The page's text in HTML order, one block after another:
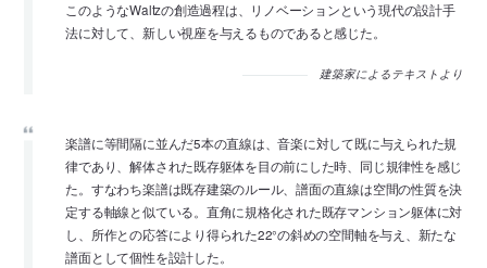
このようなWaltzの創造過程は、リノベーションという現代の設計手
法に対して、新しい視座を与えるものであると感じた。
建築家によるテキストより
楽譜に等間隔に並んだ5本の直線は、音楽に対して既に与えられた規
律であり、解体された既存躯体を目の前にした時、同じ規律性を感じ
た。すなわち楽譜は既存建築のルール、譜面の直線は空間の性質を決
定する軸線と似ている。直角に規格化された既存マンション躯体に対
し、所作との応答により得られた22°の斜めの空間軸を与え、新たな
譜面として個性を設計した。